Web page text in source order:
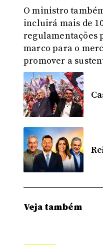
O ministro
incluirá mais de
regulamentações
marco para o
promover a
Veja também